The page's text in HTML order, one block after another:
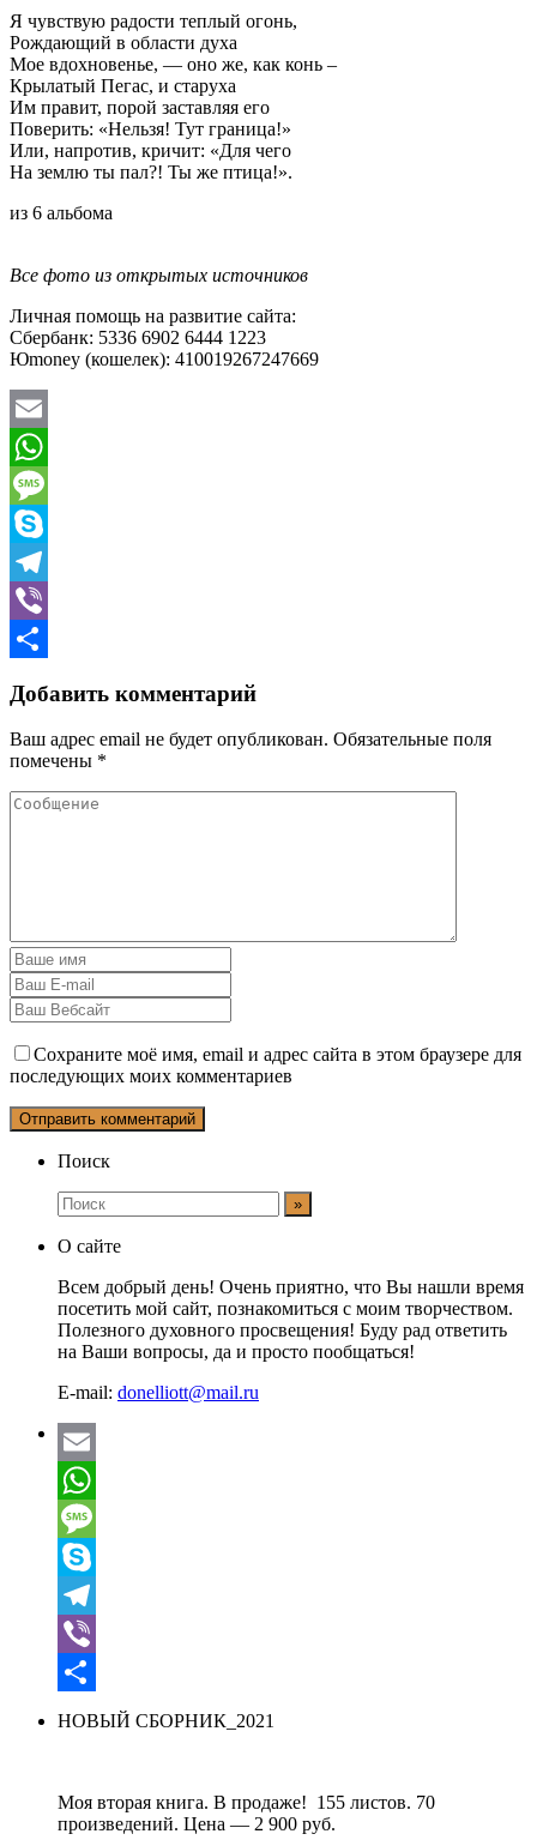
Я чувствую радости теплый огонь,
Рождающий в области духа
Мое вдохновенье, — оно же, как конь –
Крылатый Пегас, и старуха
Им правит, порой заставляя его
Поверить: «Нельзя! Тут граница!»
Или, напротив, кричит: «Для чего
На землю ты пал?! Ты же птица!».
из 6 альбома
Все фото из открытых источников
Личная помощь на развитие сайта:
Сбербанк: 5336 6902 6444 1223
Юmoney (кошелек): 410019267247669
Email
WhatsApp
Message
Skype
Telegram
Viber
Добавить комментарий
Ваш адрес email не будет опубликован. Обязательные поля
помечены *
Сохраните моё имя, email и адрес сайта в этом браузере для
последующих моих комментариев
Поиск
О сайте
Всем добрый день! Очень приятно, что Вы нашли время
посетить мой сайт, познакомиться с моим творчеством.
Полезного духовного просвещения! Буду рад ответить
на Ваши вопросы, да и просто пообщаться!
E-mail: donelliott@mail.ru
Email
WhatsApp
Message
Skype
Telegram
Viber
Отправить
НОВЫЙ СБОРНИК_2021
Моя вторая книга. В продаже! 155 листов. 70
произведений. Цена — 2 900 руб.